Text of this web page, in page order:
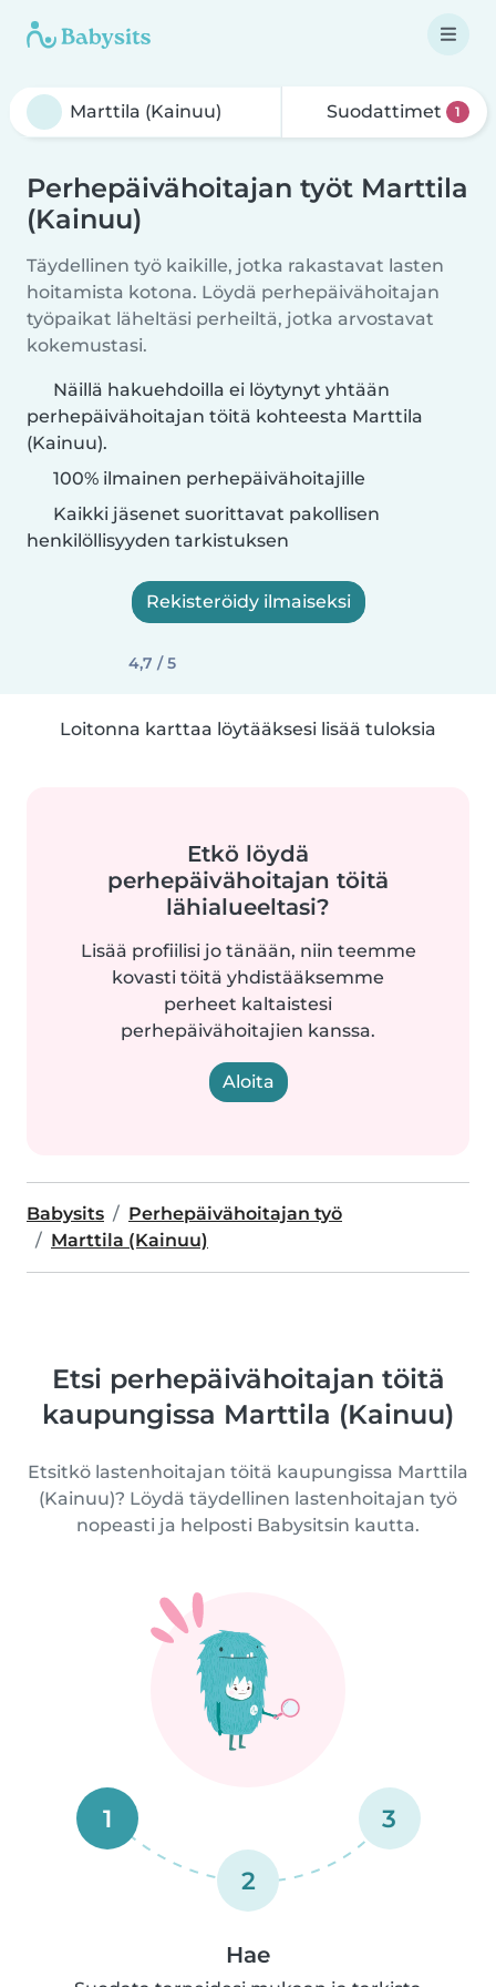
Suodattimet 1
Perhepäivähoitajan työt Marttila
(Kainuu)
Täydellinen työ kaikille, jotka rakastavat lasten
hoitamista kotona. Löydä perhepäivähoitajan
työpaikat läheltäsi perheiltä, jotka arvostavat
kokemustasi.
Näillä hakuehdoilla ei löytynyt yhtään
perhepäivähoitajan töitä kohteesta Marttila
(Kainuu).
100% ilmainen perhepäivähoitajille
Kaikki jäsenet suorittavat pakollisen
henkilöllisyyden tarkistuksen
Rekisteröidy ilmaiseksi
4,7 / 5
Loitonna karttaa löytääksesi lisää tuloksia
Etkö löydä
perhepäivähoitajan töitä
lähialueeltasi?
Lisää profiilisi jo tänään, niin teemme
kovasti töitä yhdistääksemme
perheet kaltaistesi
perhepäivähoitajien kanssa.
Aloita
Babysits
Perhepäivähoitajan työ
Marttila (Kainuu)
Etsi perhepäivähoitajan töitä
kaupungissa Marttila (Kainuu)
Etsitkö lastenhoitajan töitä kaupungissa Marttila
(Kainuu)? Löydä täydellinen lastenhoitajan työ
nopeasti ja helposti Babysitsin kautta.
1
2
3
Hae